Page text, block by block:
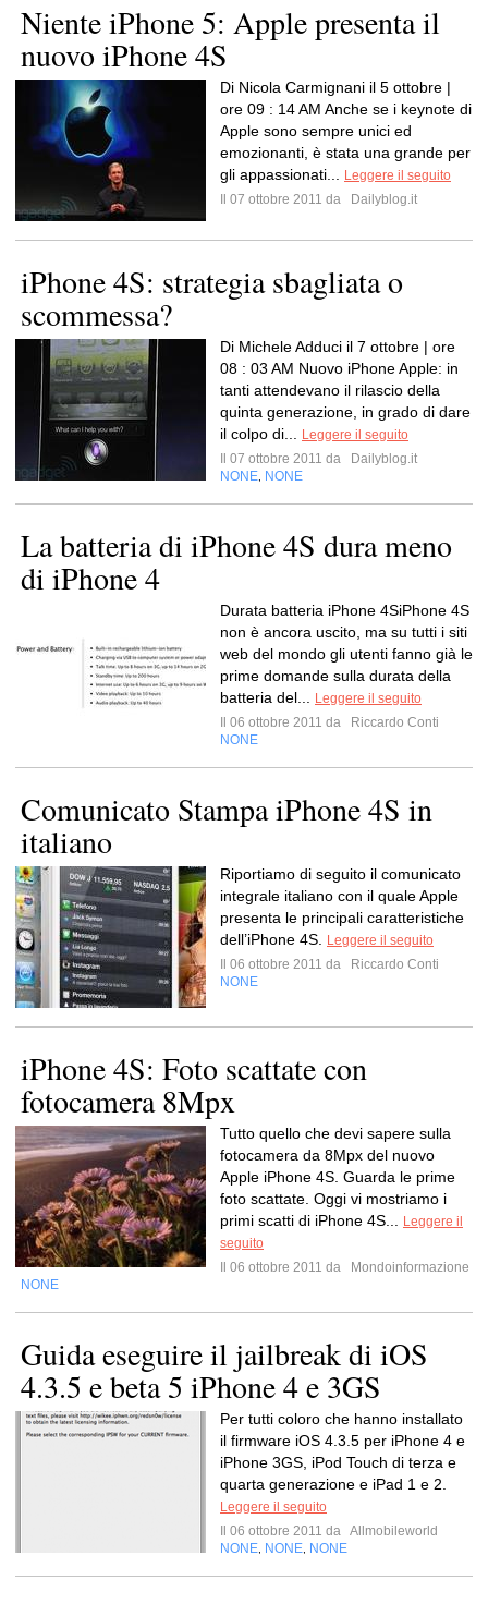
Niente iPhone 5: Apple presenta il
nuovo iPhone 4S
Di Nicola Carmignani il 5 ottobre |
ore 09 : 14 AM Anche se i keynote di
Apple sono sempre unici ed
emozionanti, è stata una grande per
gli appassionati...
Leggere il seguito
Il 07 ottobre 2011 da
Dailyblog.it
iPhone 4S: strategia sbagliata o
scommessa?
Di Michele Adduci il 7 ottobre | ore
08 : 03 AM Nuovo iPhone Apple: in
tanti attendevano il rilascio della
quinta generazione, in grado di dare
il colpo di...
Leggere il seguito
Il 07 ottobre 2011 da
Dailyblog.it
NONE NONE
La batteria di iPhone 4S dura meno
di iPhone 4
Durata batteria iPhone 4SiPhone 4S
non è ancora uscito, ma su tutti i siti
web del mondo gli utenti fanno già le
prime domande sulla durata della
batteria del...
Leggere il seguito
Il 06 ottobre 2011 da
Riccardo Conti
NONE
Comunicato Stampa iPhone 4S in
italiano
Riportiamo di seguito il comunicato
integrale italiano con il quale Apple
presenta le principali caratteristiche
dell’iPhone 4S.
Leggere il seguito
Il 06 ottobre 2011 da
Riccardo Conti
NONE
iPhone 4S: Foto scattate con
fotocamera 8Mpx
Tutto quello che devi sapere sulla
fotocamera da 8Mpx del nuovo
Apple iPhone 4S. Guarda le prime
foto scattate. Oggi vi mostriamo i
primi scatti di iPhone 4S...
Leggere il
seguito
Il 06 ottobre 2011 da
Mondoinformazione
NONE
Guida eseguire il jailbreak di iOS
4.3.5 e beta 5 iPhone 4 e 3GS
Per tutti coloro che hanno installato
il firmware iOS 4.3.5 per iPhone 4 e
iPhone 3GS, iPod Touch di terza e
quarta generazione e iPad 1 e 2.
Leggere il seguito
Il 06 ottobre 2011 da Allmobileworld
NONE NONE NONE